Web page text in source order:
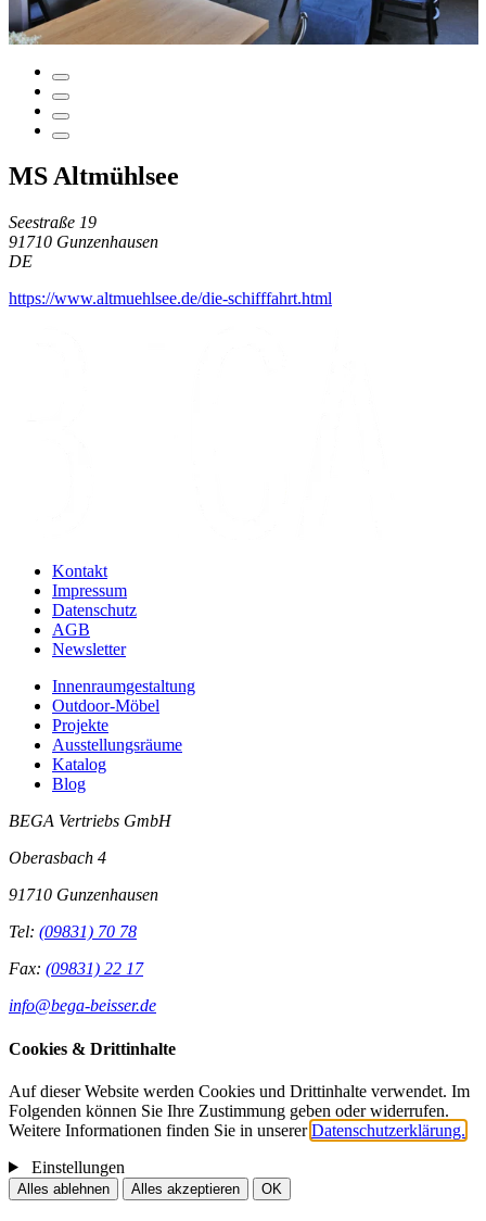
MS Altmühlsee
Seestraße 19
91710 Gunzenhausen
DE
https://www.altmuehlsee.de/die-schifffahrt.html
Kontakt
Impressum
Datenschutz
AGB
Newsletter
Innenraumgestaltung
Outdoor-Möbel
Projekte
Ausstellungsräume
Katalog
Blog
BEGA Vertriebs GmbH
Oberasbach 4
91710 Gunzenhausen
Tel: (09831) 70 78
Fax: (09831) 22 17
info@bega-beisser.de
Cookies & Drittinhalte
Auf dieser Website werden Cookies und Drittinhalte verwendet. Im
Folgenden können Sie Ihre Zustimmung geben oder widerrufen.
Weitere Informationen finden Sie in unsererDatenschutzerklärung.
Einstellungen
Alles ablehnen Alles akzeptieren OK